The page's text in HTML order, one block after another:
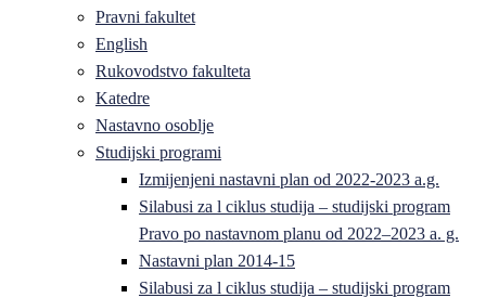
Pravni fakultet
English
Rukovodstvo fakulteta
Katedre
Nastavno osoblje
Studijski programi
Izmijenjeni nastavni plan od 2022-2023 a.g.
Silabusi za l ciklus studija – studijski program
Pravo po nastavnom planu od 2022–2023 a. g.
Nastavni plan 2014-15
Silabusi za l ciklus studija – studijski program